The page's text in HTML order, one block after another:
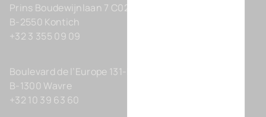
Prins Boudewijnlaan 7 C0201
B-2550 Kontich
+32 3 355 09 09
Boulevard de l’Europe 131-D21
B-1300 Wavre
+32 10 39 63 60